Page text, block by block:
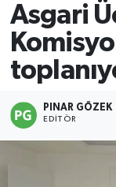
Asgari
PINAR GÖZEK
EDITÖR